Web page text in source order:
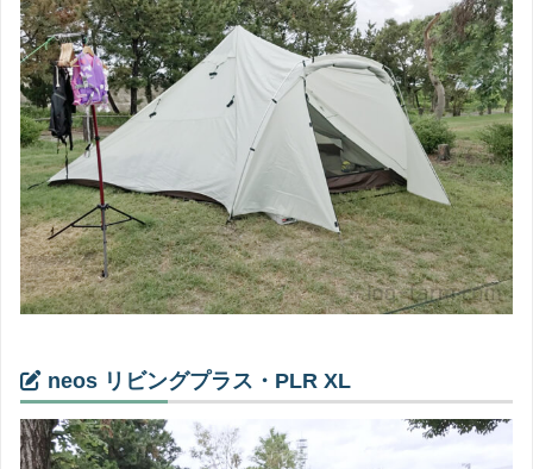
neos リビングプラス・PLR XL